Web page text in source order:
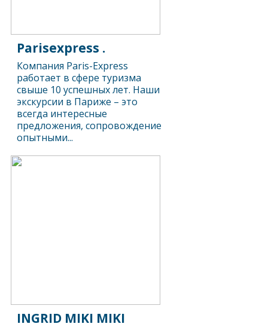
Parisexpress .
Компания Paris-Express
работает в сфере туризма
свыше 10 успешных лет. Наши
экскурсии в Париже – это
всегда интересные
предложения, сопровождение
опытными...
INGRID MIKI MIKI